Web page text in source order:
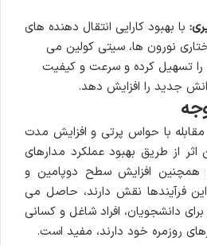
با بهبود کارایی انتقال دهنده های
نورون ها، سیتی کولین می
را تسهیل کرده و سرعت و کیفیت
جدید را افزایش دهد.
با حواس پرتی و افزایش مدت
از طریق بهبود عملکرد مدارهای
افزایش سطح دوپامین و
این فرآیندها نقش دارند، حاصل می
دانشجویان، افراد شاغل و کسانی
روزمره خود دارند، مفید است.